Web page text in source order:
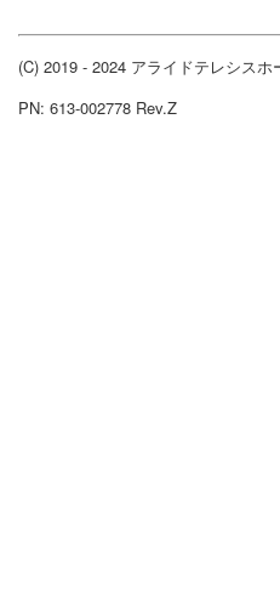
(C) 2019 - 2024 アライドテレシス
PN: 613-002778 Rev.Z